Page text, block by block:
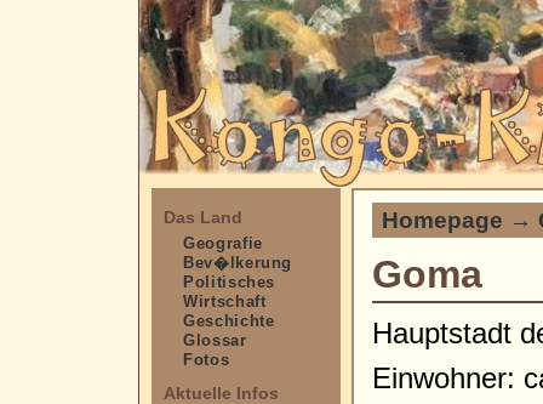
Das Land
Geografie
Bev�lkerung
Politisches
Wirtschaft
Geschichte
Glossar
Fotos
Aktuelle Infos
Homepage →
Goma
Hauptstadt
Einwohner: